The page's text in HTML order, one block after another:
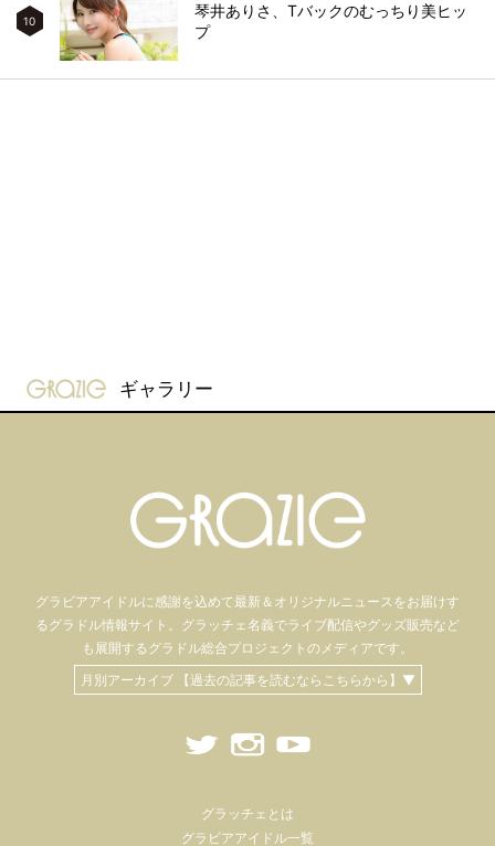
10
琴井ありさ、Tバックのむっちり美ヒッ
プ
gravure-grazie
ギャラリー
グラビアアイドルに感謝を込めて最新＆オリジナルニュースをお届けす
るグラドル情報サイト。 グラッチェ名義でライブ配信やグッズ販売など
も 展開するグラドル総合プロジェクトのメディアです。
月別アーカイブ 【過去の記事を読むならこちらから】▼
グラッチェとは
グラビアアイドル一覧